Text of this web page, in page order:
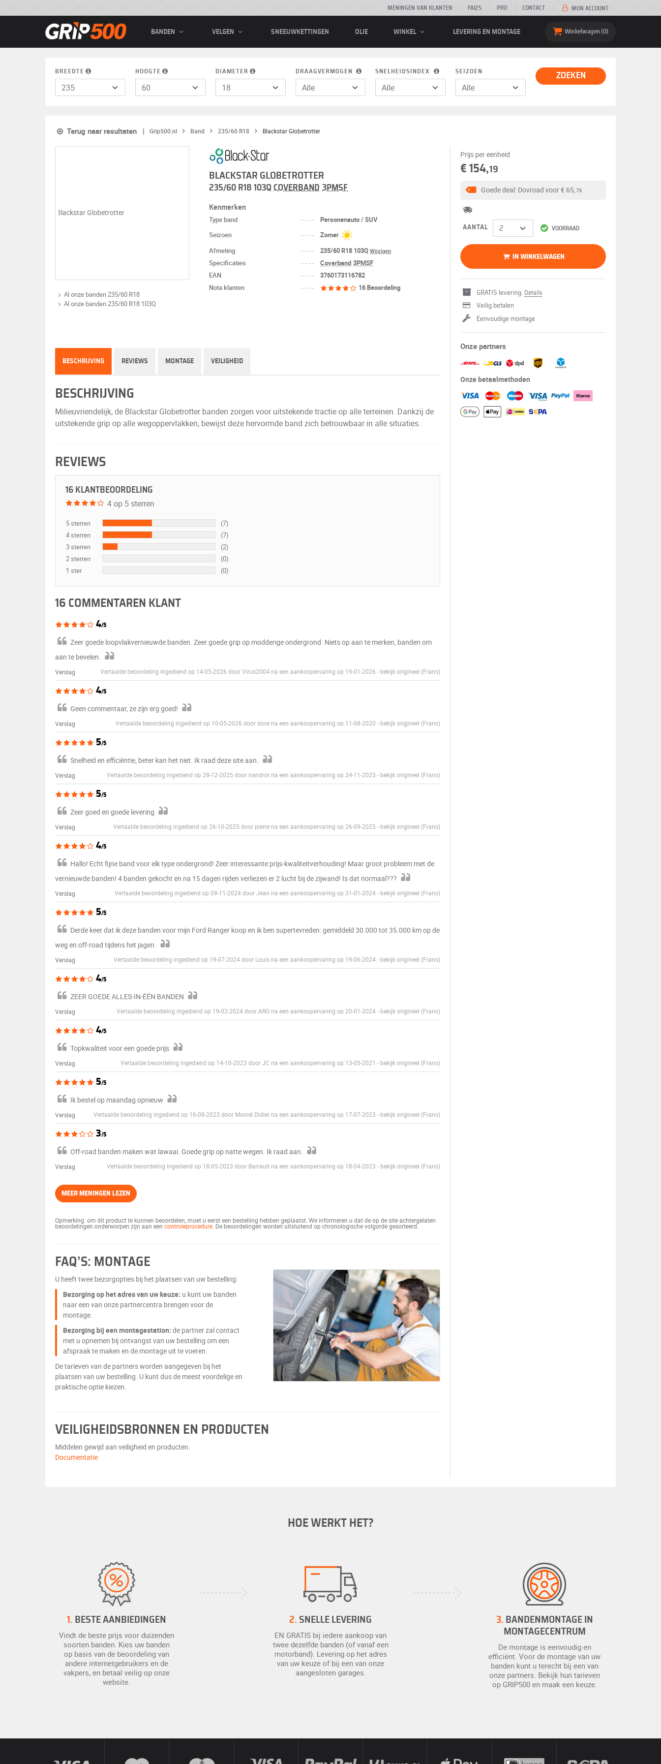
MENINGEN VAN KLANTEN FAQ’S PRO CONTACT MIJN ACCOUNT
BANDEN VELGEN SNEEUWKETTINGEN OLIE WINKEL LEVERING EN MONTAGE Winkelwagen 0
BREEDTE HOOGTE DIAMETER DRAAGVERMOGEN SNELHEIDSINDEX SEIZOEN ZOEKEN
Terug naar resultaten Grip500.nl Band 235/60 R18 Blackstar Globetrotter
Al onze banden 235/60 R18
Al onze banden 235/60 R18 103Q
BLACKSTAR GLOBETROTTER
235/60 R18 103Q COVERBAND 3PMSF
Kenmerken
Type band ----
Personenauto / SUV
Seizoen
----
Zomer
Afmeting
---- 235/60 R18 103QWijzigen
Specificaties ---- Coverband 3PMSF
EAN
----
3760173116782
Nota klanten
---- 16 Beoordeling
Prijs per eenheid
€ 154,19
VOORRAAD
Goede deal: Dovroad voor€ 65,79
AANTAL
IN WINKELWAGEN
GRATIS levering. Details
Veilig betalen
Eenvoudige montage
Onze partners
Onze betaalmethoden
BESCHRIJVING REVIEWS MONTAGE VEILIGHEID
BESCHRIJVING
Milieuvriendelijk, de Blackstar Globetrotter banden zorgen voor uitstekende tractie op alle terreinen. Dankzij de
uitstekende grip op alle wegoppervlakken, bewijst deze hervormde band zich betrouwbaar in alle situaties.
REVIEWS
16 KLANTBEOORDELING
4 op 5 sterren
5 sterren
(7)
4 sterren
(7)
3 sterren
(2)
2 sterren
(0)
1 ster
(0)
16 COMMENTAREN KLANT
4/5
Zeer goede loopvlakvernieuwde banden. Zeer goede grip op modderige ondergrond. Niets op aan te merken, banden om
aan te bevelen.
Verslag Vertaalde beoordeling ingediend op 14-05-2026 door Virus2004 na een aankoopervaring op 19-01-2026 - bekijk origineel (Frans)
4/5
Geen commentaar, ze zijn erg goed!
Verslag Vertaalde beoordeling ingediend op 10-05-2026 door sicre na een aankoopervaring op 11-08-2020 - bekijk origineel (Frans)
5/5
Snelheid en efficiëntie, beter kan het niet. Ik raad deze site aan.
Verslag Vertaalde beoordeling ingediend op 28-12-2025 door nandrot na een aankoopervaring op 24-11-2025 - bekijk origineel (Frans)
5/5
Zeer goed en goede levering
Verslag Vertaalde beoordeling ingediend op 26-10-2025 door pierre na een aankoopervaring op 26-09-2025 - bekijk origineel (Frans)
4/5
Hallo! Echt fijne band voor elk type ondergrond! Zeer interessante prijs-kwaliteitverhouding! Maar groot probleem met de
vernieuwde banden! 4 banden gekocht en na 15 dagen rijden verliezen er 2 lucht bij de zijwand! Is dat normaal???
Verslag Vertaalde beoordeling ingediend op 09-11-2024 door Jean na een aankoopervaring op 31-01-2024- bekijk origineel (Frans)
5/5
Derde keer dat ik deze banden voor mijn Ford Ranger koop en ik ben supertevreden: gemiddeld 30.000 tot 35.000 km op de
weg en off-road tijdens het jagen.
Verslag Vertaalde beoordeling ingediend op 19-07-2024 door Louis na een aankoopervaring op 19-06-2024- bekijk origineel (Frans)
4/5
ZEER GOEDE ALLES-IN-ÉÉN BANDEN
Verslag Vertaalde beoordeling ingediend op 19-02-2024 door ARO na een aankoopervaring op 20-01-2024- bekijk origineel (Frans)
4/5
Topkwaliteit voor een goede prijs
Verslag Vertaalde beoordeling ingediend op 14-10-2023 door JC na een aankoopervaring op 13-05-2021 - bekijk origineel (Frans)
5/5
Ik bestel op maandag opnieuw
Verslag Vertaalde beoordeling ingediend op 16-08-2023 door Moinel Didier na een aankoopervaring op 17-07-2023 - bekijk origineel (Frans)
3/5
Off-road banden maken wat lawaai. Goede grip op natte wegen. Ik raad aan.
Verslag Vertaalde beoordeling ingediend op 18-05-2023 door Barrault na een aankoopervaring op 18-04-2023 - bekijk origineel (Frans)
MEER MENINGEN LEZEN
Opmerking: om dit product te kunnen beoordelen, moet u eerst een bestelling hebben geplaatst. We informeren u dat de op de site achtergelaten
beoordelingen onderworpen zijn aan een controleprocedure . De beoordelingen worden uitsluitend op chronologische volgorde gesorteerd.
FAQ’S: MONTAGE
U heeft twee bezorgopties bij het plaatsen van uw bestelling:
Bezorging op het adres van uw keuze: u kunt uw banden
naar een van onze partnercentra brengen voor de
montage.
Bezorging bij een montagestation: de partner zal contact
met u opnemen bij ontvangst van uw bestelling om een
afspraak te maken en de montage uit te voeren.
De tarieven van de partners worden aangegeven bij het
plaatsen van uw bestelling. U kunt dus de meest voordelige en
praktische optie kiezen.
VEILIGHEIDSBRONNEN EN PRODUCTEN
Middelen gewijd aan veiligheid en producten.
Documentatie
HOE WERKT HET?
1. BESTE AANBIEDINGEN
Vindt de beste prijs voor duizenden
soorten banden. Kies uw banden
op basis van de beoordeling van
andere internetgebruikers en de
vakpers, en betaal veilig op onze
website.
2. SNELLE LEVERING
EN GRATIS bij iedere aankoop van
twee dezelfde banden (of vanaf een
motorband). Levering op het adres
van uw keuze of bij een van onze
aangesloten garages.
3. BANDENMONTAGE IN
MONTAGECENTRUM
De montage is eenvoudig en
efficiënt. Voor de montage van uw
banden kunt u terecht bij een van
onze partners. Bekijk hun tarieven
op GRIP500 en maak een keuze.